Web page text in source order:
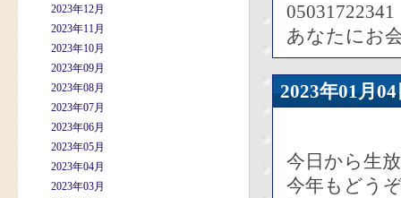
2023年12月
2023年11月
2023年10月
2023年09月
2023年08月
2023年07月
2023年06月
2023年05月
2023年04月
2023年03月
あなたにお
2023年01
今日から生
今年もどう